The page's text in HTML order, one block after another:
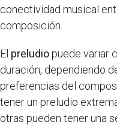
conectividad musical
composición.
El preludiopuede variar
duración, dependiendo
preferencias del
tener un preludio
otras pueden tener una